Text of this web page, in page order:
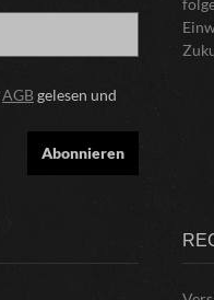
AGBgelesen und
Abonnieren